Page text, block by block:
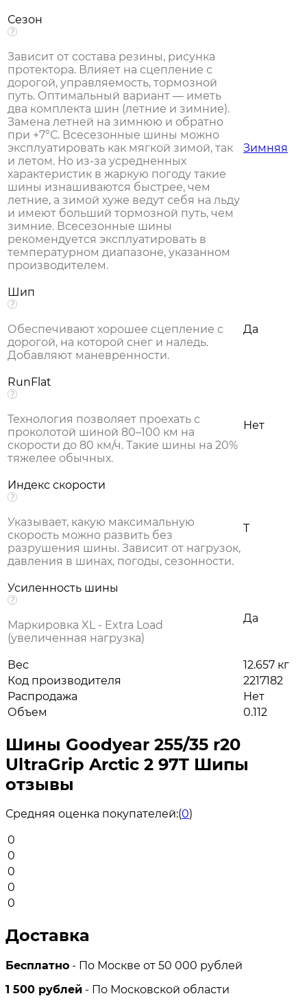
Сезон
Зависит от состава резины, рисунка
протектора. Влияет на сцепление с
дорогой, управляемость, тормозной
путь. Оптимальный вариант — иметь
два комплекта шин (летние и зимние).
Замена летней на зимнюю и обратно
при +7°С. Всесезонные шины можно
эксплуатировать как мягкой зимой, так
и летом. Но из-за усредненных
характеристик в жаркую погоду такие
шины изнашиваются быстрее, чем
летние, а зимой хуже ведут себя на льду
и имеют больший тормозной путь, чем
зимние. Всесезонные шины
рекомендуется эксплуатировать в
температурном диапазоне, указанном
производителем.
Зимняя
Шип
Обеспечивают хорошее сцепление с
дорогой, на которой снег и наледь.
Добавляют маневренности.
Да
RunFlat
Технология позволяет проехать с
проколотой шиной 80–100 км на
скорости до 80 км/ч. Такие шины на 20%
тяжелее обычных.
Нет
Индекс скорости
Указывает, какую максимальную
скорость можно развить без
разрушения шины. Зависит от нагрузок,
давления в шинах, погоды, сезонности.
T
Усиленность шины
Маркировка XL - Extra Load
(увеличенная нагрузка)
Да
Вес
12.657 кг
Код производителя
2217182
Распродажа
Нет
Объем
0.112
Шины Goodyear 255/35 r20
UltraGrip Arctic 2 97T Шипы
отзывы
Средняя оценка покупателей:(0)
0
0
0
0
0
Доставка
Бесплатно - По Москве от 50 000 рублей
1 500 рублей - По Московской области